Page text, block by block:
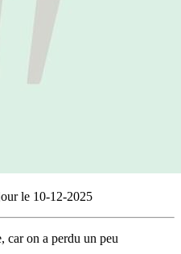
le 10-12-2025
car on a perdu un peu